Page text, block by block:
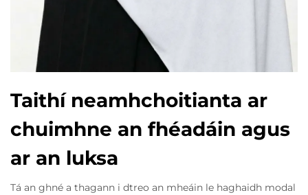
Taithí neamhchoitianta ar
chuimhne an fhéadáin agus
ar an luksa
Tá an ghné a thagann i dtreo an mheáin le haghaidh modal